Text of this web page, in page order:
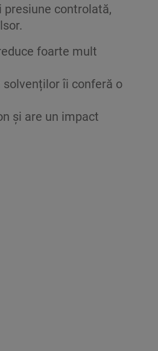
controlată,
foarte mult
îi conferă o
și are un impact